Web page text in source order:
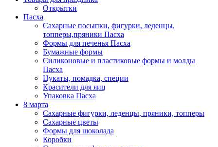
Открытки
Пасха
Сахарные посыпки, фигурки, леденцы,
топперы,пряники Пасха
Формы для печенья Пасха
Бумажные формы
Силиконовые и пластиковые формы и молды
Пасха
Цукаты, помадка, специи
Красители для яиц
Упаковка Пасха
8 марта
Сахарные фигурки, леденцы, пряники, топперы
Сахарные цветы
Формы для шоколада
Коробки